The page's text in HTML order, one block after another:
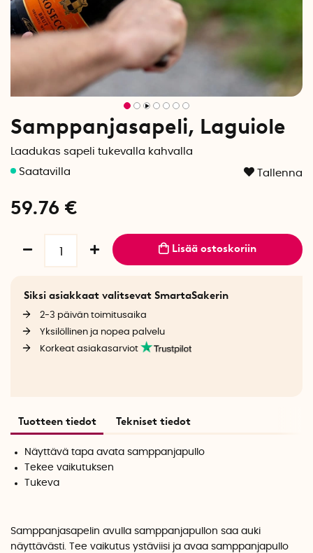
Samppanjasapeli, Laguiole
Laadukas sapeli tukevalla kahvalla
Tallenna
59.76 €
Lisää ostoskoriin
Siksi asiakkaat valitsevat SmartaSakerin
2-3 päivän toimitusaika
Yksilöllinen ja nopea palvelu
Korkeat asiakasarviot
Tuotteen tiedot Tekniset tiedot
Näyttävä tapa avata samppanjapullo
Tekee vaikutuksen
Tukeva
Samppanjasapelin avulla samppanjapullon saa auki
näyttävästi. Tee vaikutus ystäviisi ja avaa samppanjapullo